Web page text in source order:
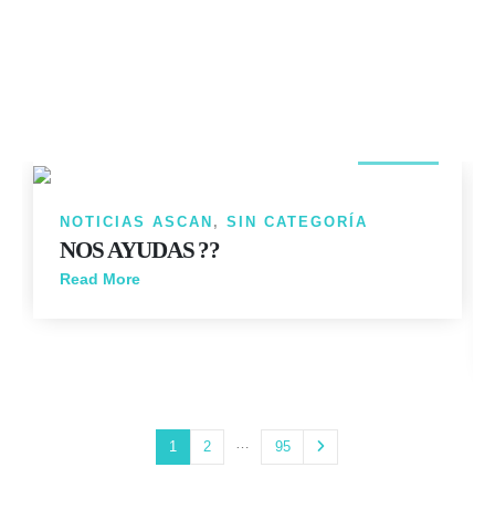
NOTICIAS ASCAN , SIN CATEGORÍA
NOS AYUDAS ??
Read More
1 2 … 95